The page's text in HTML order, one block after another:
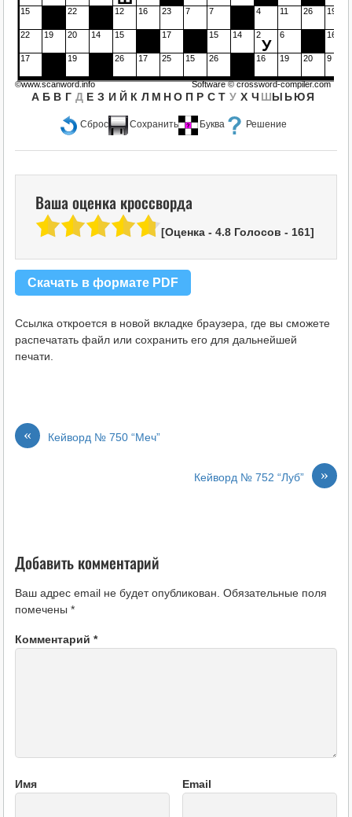
Сброс Сохранить Буква Решение
15 22 12 16 23 7 7 4 11 26 19
22 19 20 14 15 17 15 14 2
У
6 16
17 19 26 17 25 15 26 16 19 20 9
А Б В Г Д Е З И Й К Л М Н О П Р С Т У Х Ч ШЫ ЬЮЯ
©www.scanword.info Software ©crossword-compiler.com
Ваша оценка кроссворда
[Оценка - 4.8Голосов - 161]
Скачать в формате PDF
Ссылка откроется в новой вкладке браузера, где вы сможете
распечатать файл или сохранить его для дальнейшей
печати.
« Кейворд № 750 “Меч”
»
Кейворд № 752 “Луб”
Добавить комментарий
Ваш адрес email не будет опубликован. Обязательные поля
помечены *
Комментарий *
Имя Email